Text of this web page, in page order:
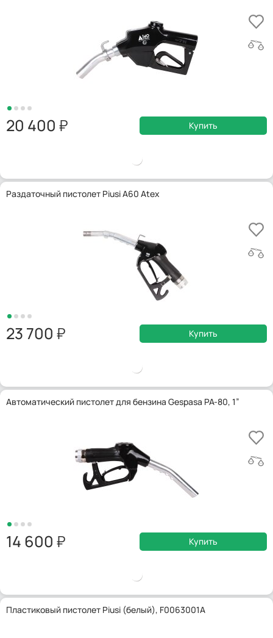
20 400 Купить
Раздаточный пистолет Piusi A60 Atex
23 700 Купить
Автоматический пистолет для бензина Gespasa PA-80, 1”
14 600 Купить
Пластиковый пистолет Piusi (белый), F0063001A